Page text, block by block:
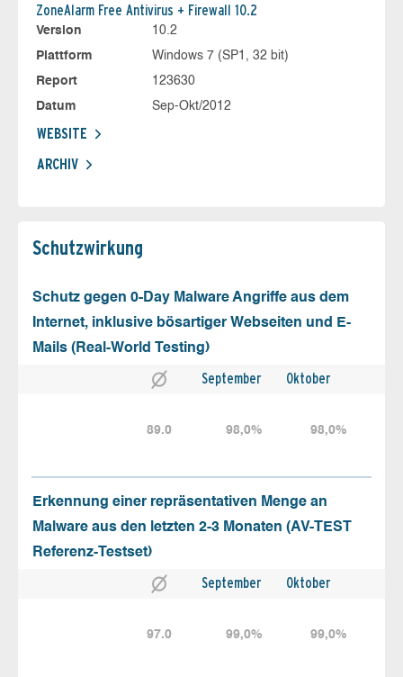
ZoneAlarm Free Antivirus + Firewall 10.2
Version
10.2
Plattform
Windows 7 (SP1, 32 bit)
Report
123630
Datum
Sep-Okt/2012
WEBSITE
ARCHIV
Schutz­wirkung
Schutz gegen 0-Day Malware Angriffe aus dem
Internet, inklusive bösartiger Webseiten und E-
Mails (Real-World Testing)
September Oktober
89.0 98,0% 98,0%
Erkennung einer repräsentativen Menge an
Malware aus den letzten 2-3 Monaten (AV-TEST
Referenz-Testset)
September Oktober
97.0 99,0% 99,0%